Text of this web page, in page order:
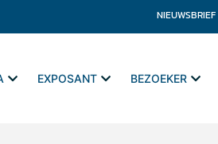
NIEUWSBRIEF
EXPOSANT BEZOEKER